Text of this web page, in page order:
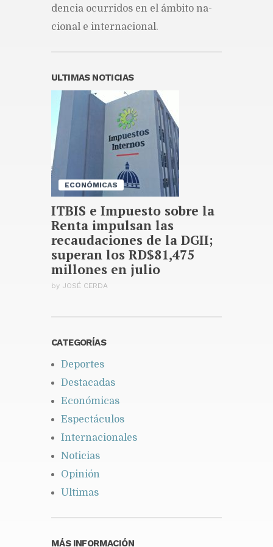
mando de Abelardo de la
Espriella
Publicado hace 12 horas
porque nosotros no damos
Publicado hace 13 horas
JCE formula cargos contra ACD
Media por publicar encuestas
Publicado hace 13 horas
den­cia ocu­rri­dos en el ám­bi­to na­
cio­nal e in­ter­na­cio­nal.
ULTIMAS NOTICIAS
ECONÓMICAS
ITBIS e Impuesto sobre la
Renta impulsan las
recaudaciones de la DGII;
superan los RD$81,475
millones en julio
by JOSÉ CERDA
CATEGORÍAS
Deportes
Destacadas
Económicas
Espectáculos
Internacionales
Noticias
Opinión
Ultimas
MÁS INFORMACIÓN